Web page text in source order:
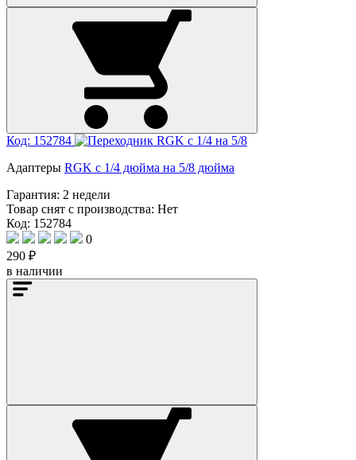
Код: 152784
Адаптеры RGK с 1/4 дюйма на 5/8 дюйма
Гарантия: 2 недели
Товар снят с производства: Нет
Код: 152784
0
290 ₽
в наличии